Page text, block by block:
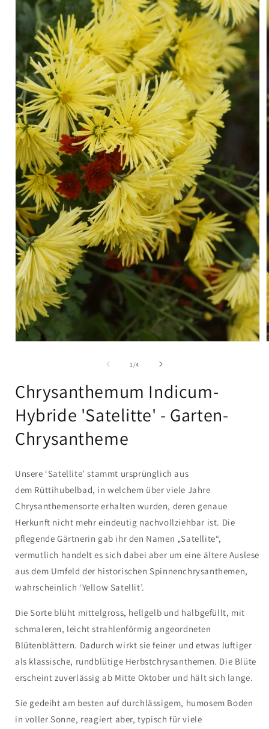
1/von
4
Chrysanthemum Indicum-
Hybride 'Satelitte' - Garten-
Chrysantheme
Unsere ‘Satellite’ stammt ursprünglich aus
dem Rüttihubelbad, in welchem über viele Jahre
Chrysanthemensorte erhalten wurden, deren genaue
Herkunft nicht mehr eindeutig nachvollziehbar ist. Die
pflegende Gärtnerin gab ihr den Namen „Satellite“,
vermutlich handelt es sich dabei aber um eine ältere Auslese
aus dem Umfeld der historischen Spinnenchrysanthemen,
wahrscheinlich ‘Yellow Satellit’.
Die Sorte blüht mittelgross, hellgelb und halbgefüllt, mit
schmaleren, leicht strahlenförmig angeordneten
Blütenblättern. Dadurch wirkt sie feiner und etwas luftiger
als klassische, rundblütige Herbstchrysanthemen. Die Blüte
erscheint zuverlässig ab Mitte Oktober und hält sich lange.
Sie gedeiht am besten auf durchlässigem, humosem Boden
in voller Sonne, reagiert aber, typisch für viele